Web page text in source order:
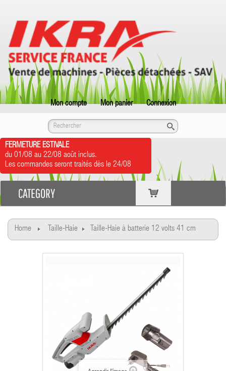
Mon compte Mon panier Connexion
FERMETURE ESTIVALE
du 01/08 au 22/08 août inclus.
Les commandes seront traités dès le 24/08
CATEGORY
Home Taille-Haie Taille-Haie à batterie 12 volts 41 cm